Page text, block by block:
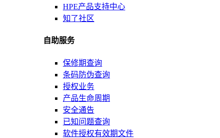
HPE产品支持中心
知了社区
自助服务
保修期查询
条码防伪查询
授权业务
产品生命周期
安全通告
已知问题查询
软件授权有效期文件